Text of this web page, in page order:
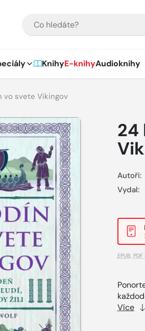
KnihyE-knihyAudioknihy
vo svete Vikingov
24
Autoři:
Vydal:
EPUB
Více